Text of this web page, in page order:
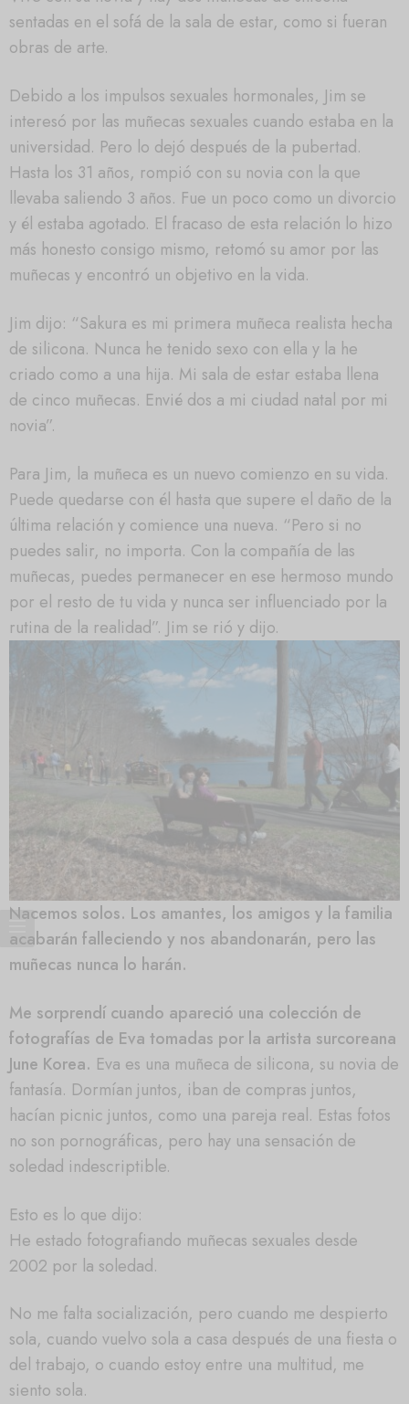
sentadas en el sofá de la sala de estar, como si fueran
obras de arte.
Debido a los impulsos sexuales hormonales, Jim se
interesó por las muñecas sexuales cuando estaba en la
universidad. Pero lo dejó después de la pubertad.
Hasta los 31 años, rompió con su novia con la que
llevaba saliendo 3 años. Fue un poco como un divorcio
y él estaba agotado. El fracaso de esta relación lo hizo
más honesto consigo mismo, retomó su amor por las
muñecas y encontró un objetivo en la vida.
Jim dijo: “Sakura es mi primera muñeca realista hecha
de silicona. Nunca he tenido sexo con ella y la he
criado como a una hija. Mi sala de estar estaba llena
de cinco muñecas. Envié dos a mi ciudad natal por mi
novia”.
Para Jim, la muñeca es un nuevo comienzo en su vida.
Puede quedarse con él hasta que supere el daño de la
última relación y comience una nueva. “Pero si no
puedes salir, no importa. Con la compañía de las
muñecas, puedes permanecer en ese hermoso mundo
por el resto de tu vida y nunca ser influenciado por la
rutina de la realidad”. Jim se rió y dijo.
Nacemos solos. Los amantes, los amigos y la familia
acabarán falleciendo y nos abandonarán, pero las
muñecas nunca lo harán.
Me sorprendí cuando apareció una colección de
fotografías de Eva tomadas por la artista surcoreana
June Korea. Eva es una muñeca de silicona, su novia de
fantasía. Dormían juntos, iban de compras juntos,
hacían picnic juntos, como una pareja real. Estas fotos
no son pornográficas, pero hay una sensación de
soledad indescriptible.
Esto es lo que dijo:
He estado fotografiando muñecas sexuales desde
2002 por la soledad.
No me falta socialización, pero cuando me despierto
sola, cuando vuelvo sola a casa después de una fiesta o
del trabajo, o cuando estoy entre una multitud, me
siento sola.